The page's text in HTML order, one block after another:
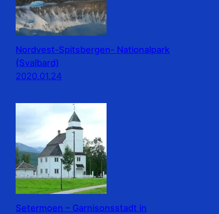
Nordvest-Spitsbergen- Nationalpark
(Svalbard)
2020.01.24
Setermoen – Garnisonsstadt in